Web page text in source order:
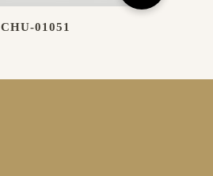
CHU-01051